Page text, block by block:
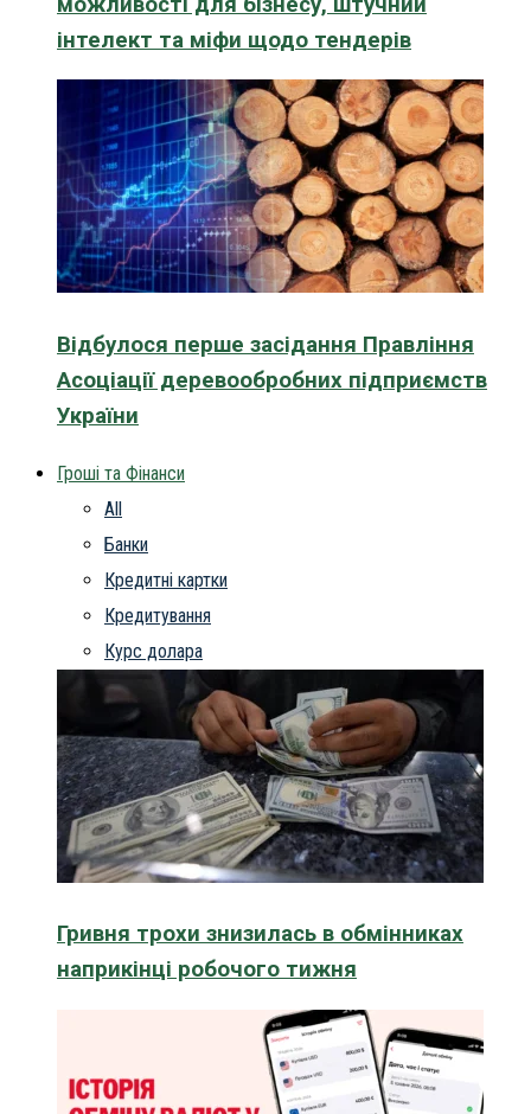
інтелект та міфи щодо тендерів
Відбулося перше засідання Правління
Асоціації деревообробних підприємств
України
Гроші та Фінанси
All
Банки
Кредитні картки
Кредитування
Курс долара
Гривня трохи знизилась в обмінниках
наприкінці робочого тижня